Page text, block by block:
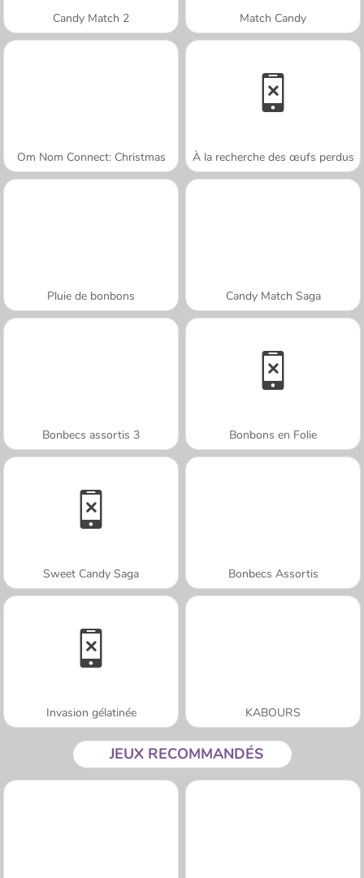
Candy Match 2 Match Candy
Om Nom Connect: Christmas À la recherche des œufs perdus
Pluie de bonbons Candy Match Saga
Bonbecs assortis 3 Bonbons en Folie
Sweet Candy Saga Bonbecs Assortis
Invasion gélatinée KABOURS
JEUX RECOMMANDÉS